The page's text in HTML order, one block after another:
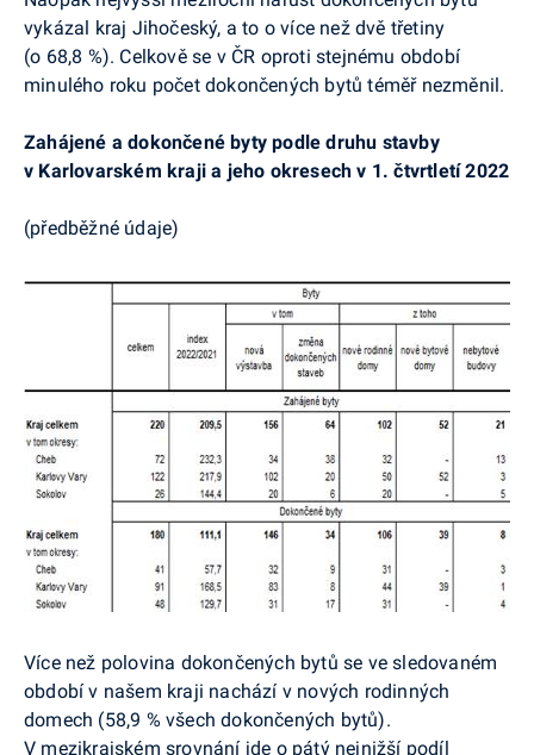
vykázal kraj Jihočeský, a to o více než dvě třetiny
(o 68,8 %). Celkově se v ČR oproti stejnému období
minulého roku počet dokončených bytů téměř nezměnil.
Zahájené a dokončené byty podle druhu stavby
v Karlovarském kraji a jeho okresech v 1. čtvrtletí 2022
(předběžné údaje)
Více než polovina dokončených bytů se ve sledovaném
období v našem kraji nachází v nových rodinných
domech (58,9 % všech dokončených bytů).
V mezikrajském srovnání jde o pátý nejnižší podíl